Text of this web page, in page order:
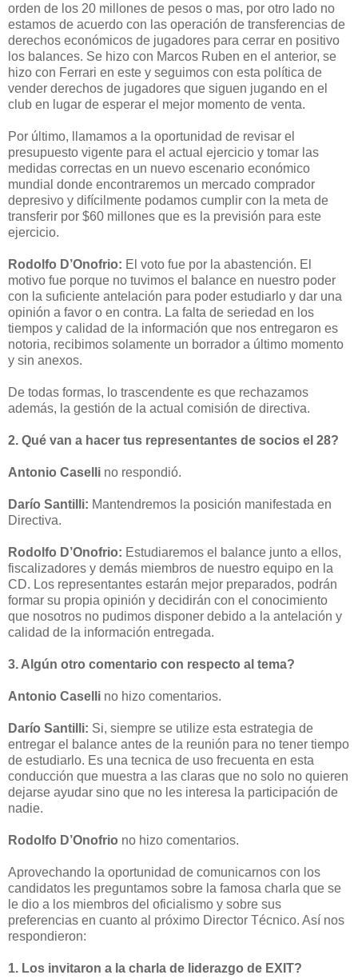
orden de los 20 millones de pesos o mas, por otro lado no
estamos de acuerdo con las operación de transferencias de
derechos económicos de jugadores para cerrar en positivo
los balances. Se hizo con Marcos Ruben en el anterior, se
hizo con Ferrari en este y seguimos con esta política de
vender derechos de jugadores que siguen jugando en el
club en lugar de esperar el mejor momento de venta.
Por último, llamamos a la oportunidad de revisar el
presupuesto vigente para el actual ejercicio y tomar las
medidas correctas en un nuevo escenario económico
mundial donde encontraremos un mercado comprador
depresivo y difícilmente podamos cumplir con la meta de
transferir por $60 millones que es la previsión para este
ejercicio.
Rodolfo D’Onofrio: El voto fue por la abastención. El
motivo fue porque no tuvimos el balance en nuestro poder
con la suficiente antelación para poder estudiarlo y dar una
opinión a favor o en contra. La falta de seriedad en los
tiempos y calidad de la información que nos entregaron es
notoria, recibimos solamente un borrador a último momento
y sin anexos.
De todas formas, lo trascendente es que rechazamos
además, la gestión de la actual comisión de directiva.
2. Qué van a hacer tus representantes de socios el 28?
Antonio Caselli no respondió.
Darío Santilli: Mantendremos la posición manifestada en
Directiva.
Rodolfo D’Onofrio: Estudiaremos el balance junto a ellos,
fiscalizadores y demás miembros de nuestro equipo en la
CD. Los representantes estarán mejor preparados, podrán
formar su propia opinión y decidirán con el conocimiento
que nosotros no pudimos disponer debido a la antelación y
calidad de la información entregada.
3. Algún otro comentario con respecto al tema?
Antonio Caselli no hizo comentarios.
Darío Santilli: Si, siempre se utilize esta estrategia de
entregar el balance antes de la reunión para no tener tiempo
de estudiarlo. Es una tecnica de uso frecuenta en esta
conducción que muestra a las claras que no solo no quieren
dejarse ayudar sino que no les interesa la participación de
nadie.
Rodolfo D’Onofrio no hizo comentarios.
Aprovechando la oportunidad de comunicarnos con los
candidatos les preguntamos sobre la famosa charla que se
le dio a los miembros del oficialismo y sobre sus
preferencias en cuanto al próximo Director Técnico. Así nos
respondieron:
1. Los invitaron a la charla de liderazgo de EXIT?